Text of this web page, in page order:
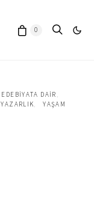
0
EDEBIYATA DAIR
YAŞAM